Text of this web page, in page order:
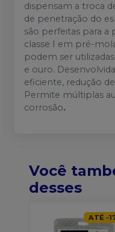
dispensam a troca
de penetração do
são perfeitas para a
classe I em pré-
podem ser
e ouro.
eficiente, redução
Permite múltiplas
corrosão.
Você
desses
ATÉ -